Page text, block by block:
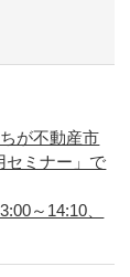
が不動産市
セミナー」で
～14:10、